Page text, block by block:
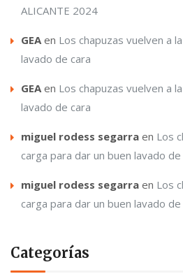
ALICANTE 2024
GEAen Los chapuzas vuelven a
lavado de cara
GEAen Los chapuzas vuelven a
lavado de cara
miguel rodess segarra en Los
carga para dar un buen lavado de
miguel rodess segarra en Los
carga para dar un buen lavado de
Categorías